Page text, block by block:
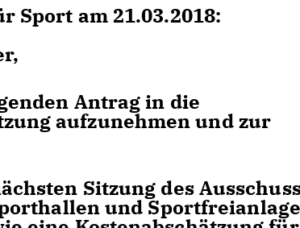
Sport am 21.03.2018:
Antrag in die
aufzunehmen und zur
Sitzung des
und